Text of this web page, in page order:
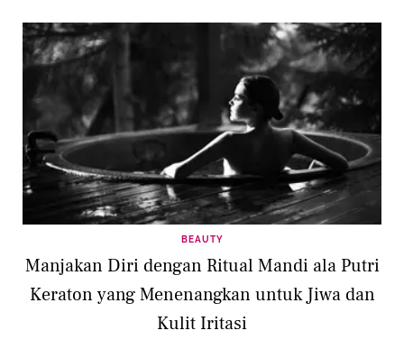
BEAUTY
Manjakan Diri dengan Ritual Mandi ala Putri
Keraton yang Menenangkan untuk Jiwa dan
Kulit Iritasi